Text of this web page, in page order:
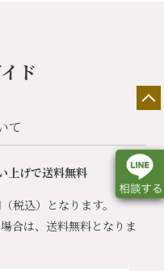
ド
て
上げで送料無料
税込）となります。
合は、送料無料となりま